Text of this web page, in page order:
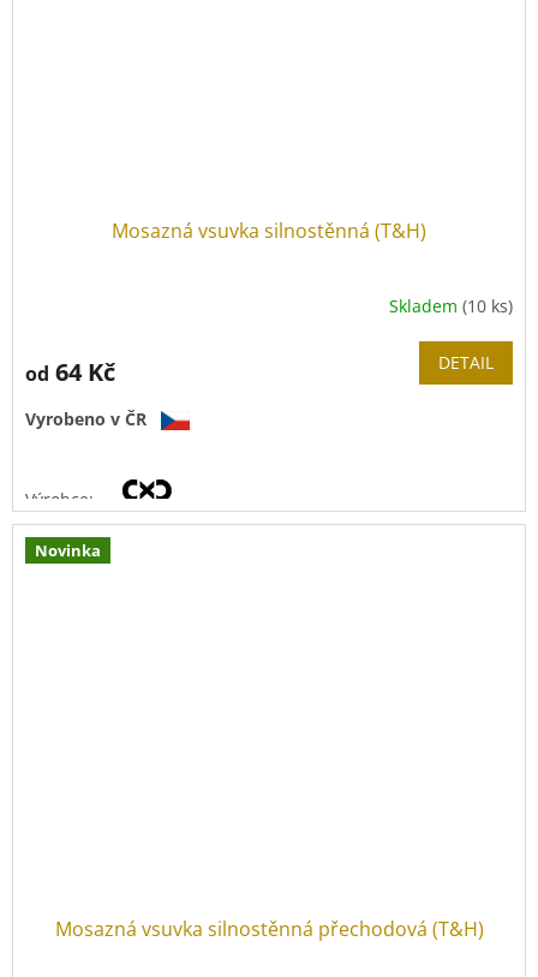
Mosazná vsuvka silnostěnná (T&H)
Skladem (10 ks)
od 64 Kč DETAIL
Vyrobeno v ČR
Výrobce:
Novinka
Mosazná vsuvka silnostěnná přechodová (T&H)